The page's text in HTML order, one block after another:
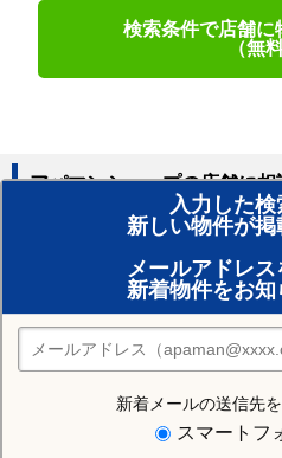
検索条件で店舗に
（無
入力した
新しい物件が掲
メールアドレ
新着物件をお知
新着メールの送信先
スマートフ
アパマンショップの店舗に相
賃貸のプロがお部屋探し！
おまかせ物件リクエスト
住みたい街の店舗を探す
店舗検索
住む街研究所で千葉市緑区